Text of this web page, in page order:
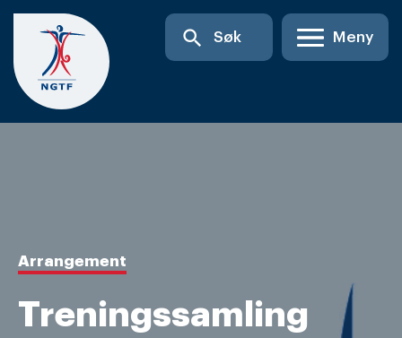
Skip
content
search Søk Meny
Arrangement
Treningssamling